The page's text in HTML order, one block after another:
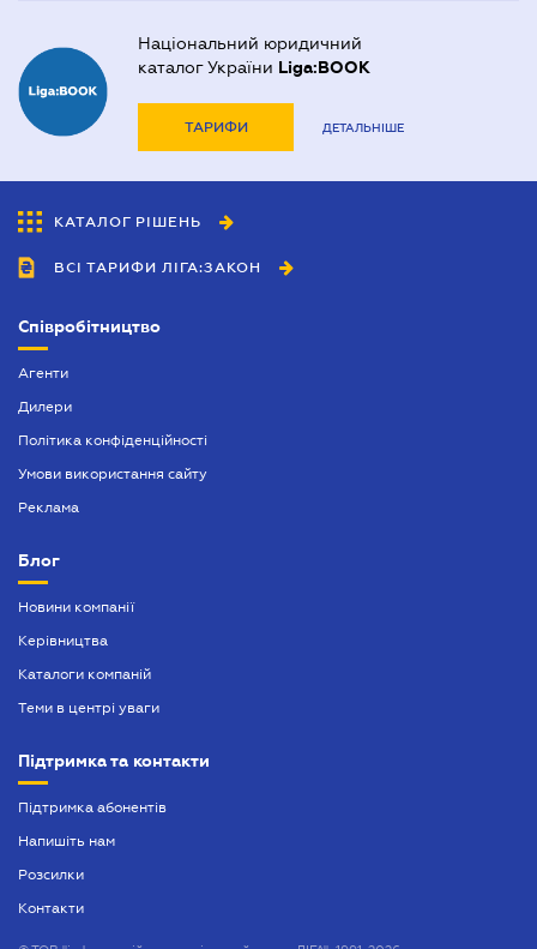
Національний юридичний
каталог України Liga:BOOK
ТАРИФИ ДЕТАЛЬНІШЕ
КАТАЛОГ РІШЕНЬ
ВСІ ТАРИФИ ЛІГА:ЗАКОН
Співробітництво
Агенти
Дилери
Політика конфіденційності
Умови використання сайту
Реклама
Блог
Новини компанії
Керівництва
Каталоги компаній
Теми в центрі уваги
Підтримка та контакти
Підтримка абонентів
Напишіть нам
Розсилки
Контакти